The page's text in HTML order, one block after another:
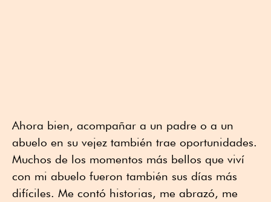
Ahora bien, acompañar a un padre o a un
abuelo en su vejez también trae oportunidades.
Muchos de los momentos más bellos que viví
con mi abuelo fueron también sus días más
difíciles. Me contó historias, me abrazó, me